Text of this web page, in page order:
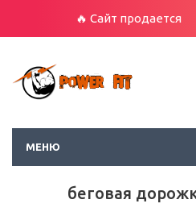
🔥 Сайт продается
МЕНЮ
беговая